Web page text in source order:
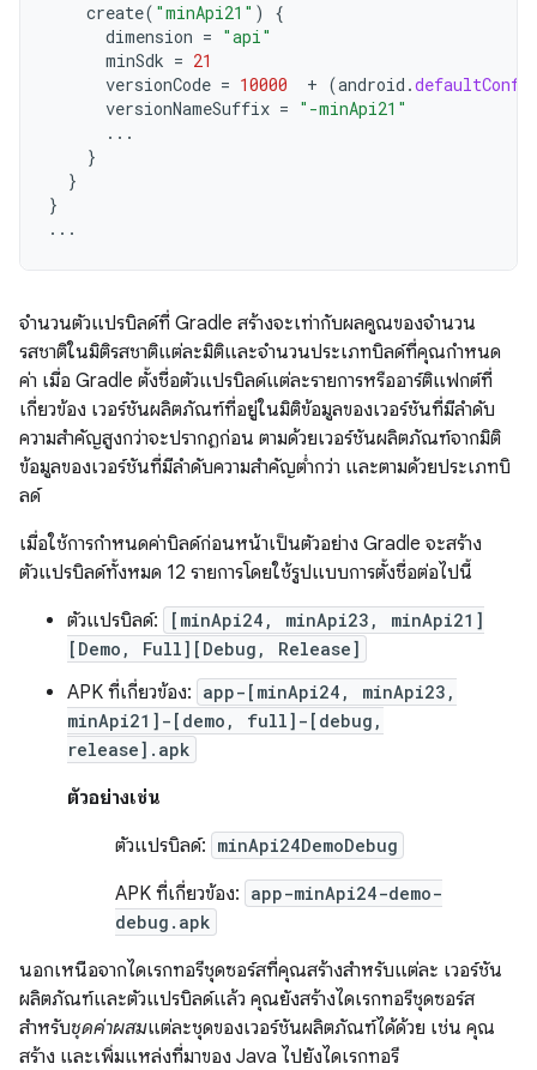
create( "minApi21" )
{
dimension = "api"
minSdk = 21
versionCode = 10000 + (android .
versionNameSuffix = "-minApi21"
...
}
}
}
...
จำนวนตัวแปรบิลด์ที่ Gradle สร้างจะเท่ากับผลคูณของจำนวน
รสชาติในมิติรสชาติแต่ละมิติและจำนวนประเภทบิลด์ที่คุณกำหนด
ค่า เมื่อ Gradle ตั้งชื่อตัวแปรบิลด์แต่ละรายการหรืออาร์ติแฟกต์ที่
เกี่ยวข้อง เวอร์ชันผลิตภัณฑ์ที่อยู่ในมิติข้อมูลของเวอร์ชันที่มีลำดับ
ความสำคัญสูงกว่าจะปรากฏก่อน ตามด้วยเวอร์ชันผลิตภัณฑ์จากมิติ
ข้อมูลของเวอร์ชันที่มีลำดับความสำคัญต่ำกว่า และตามด้วยประเภทบิ
ลด์
เมื่อใช้การกำหนดค่าบิลด์ก่อนหน้าเป็นตัวอย่าง Gradle จะสร้าง
ตัวแปรบิลด์ทั้งหมด 12 รายการโดยใช้รูปแบบการตั้งชื่อต่อไปนี้
ตัวแปรบิลด์:
[minApi24, minApi23, minApi21]
[Demo, Full][Debug, Release]
APK ที่เกี่ยวข้อง: app-[minApi24, minApi23,
minApi21]-[demo, full]-[debug,
release].apk
ตัวอย่างเช่น
ตัวแปรบิลด์: minApi24DemoDebug
APK ที่เกี่ยวข้อง: app-minApi24-demo-
debug.apk
นอกเหนือจากไดเรกทอรีชุดซอร์สที่คุณสร้างสำหรับแต่ละ เวอร์ชัน
ผลิตภัณฑ์และตัวแปรบิลด์แล้ว คุณยังสร้างไดเรกทอรีชุดซอร์ส
สำหรับชุดค่าผสมแต่ละชุดของเวอร์ชันผลิตภัณฑ์ได้ด้วย เช่น คุณ
สร้าง และเพิ่มแหล่งที่มาของ Java ไปยังไดเรกทอรี